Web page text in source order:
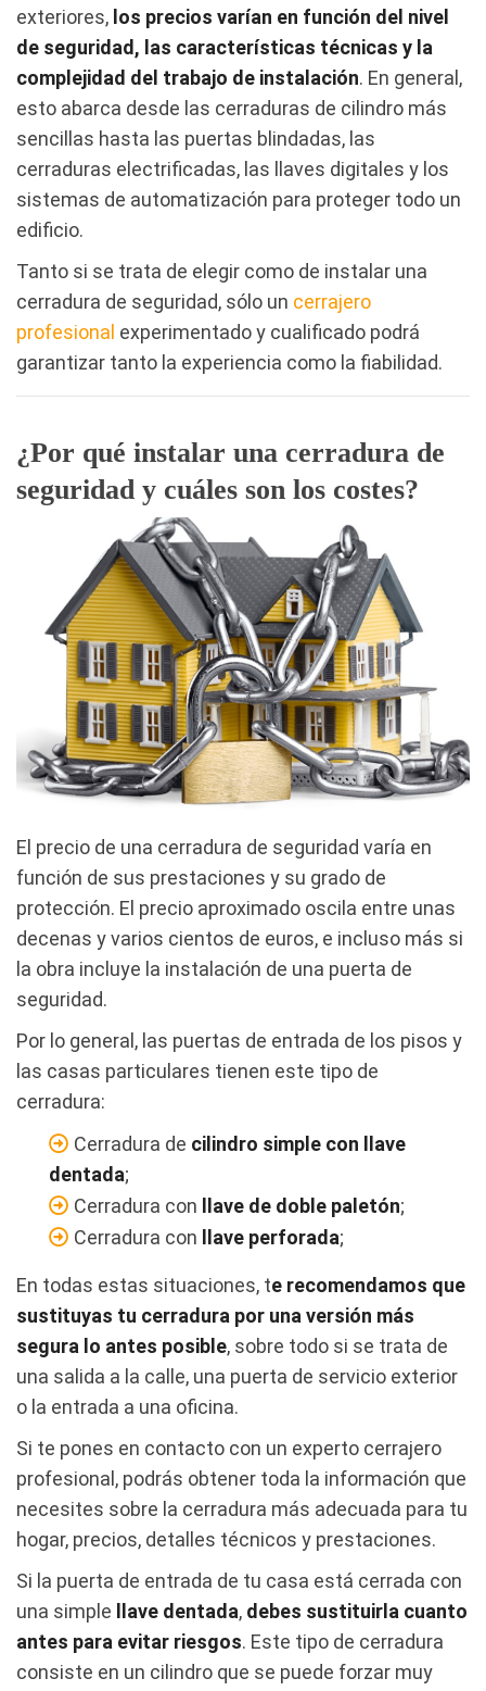
exteriores, los precios varían en función del nivel
de seguridad, las características técnicas y la
complejidad del trabajo de instalación. En general,
esto abarca desde las cerraduras de cilindro más
sencillas hasta las puertas blindadas, las
cerraduras electrificadas, las llaves digitales y los
sistemas de automatización para proteger todo un
edificio.
Tanto si se trata de elegir como de instalar una
cerradura de seguridad, sólo un cerrajero
profesional experimentado y cualificado podrá
garantizar tanto la experiencia como la fiabilidad.
¿Por qué instalar una cerradura de
seguridad y cuáles son los costes?
El precio de una cerradura de seguridad varía en
función de sus prestaciones y su grado de
protección. El precio aproximado oscila entre unas
decenas y varios cientos de euros, e incluso más si
la obra incluye la instalación de una puerta de
seguridad.
Por lo general, las puertas de entrada de los pisos y
las casas particulares tienen este tipo de
cerradura:
Cerradura de cilindro simple con llave
dentada;
Cerradura con llave de doble paletón;
Cerradura con llave perforada;
En todas estas situaciones, te recomendamos que
sustituyas tu cerradura por una versión más
segura lo antes posible, sobre todo si se trata de
una salida a la calle, una puerta de servicio exterior
o la entrada a una oficina.
Si te pones en contacto con un experto cerrajero
profesional, podrás obtener toda la información que
necesites sobre la cerradura más adecuada para tu
hogar, precios, detalles técnicos y prestaciones.
Si la puerta de entrada de tu casa está cerrada con
una simple llave dentada, debes sustituirla cuanto
antes para evitar riesgos. Este tipo de cerradura
consiste en un cilindro que se puede forzar muy